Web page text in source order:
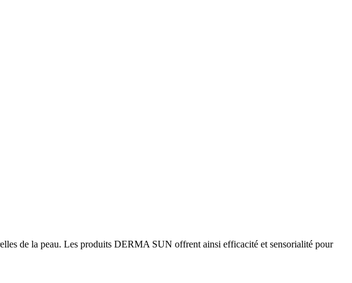
de la peau. Les produits DERMA SUN offrent ainsi efficacité et sensorialité pour